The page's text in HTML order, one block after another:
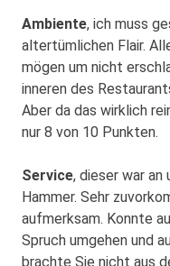
Ambiente, ich muss
altertümlichen Flair.
mögen um nicht
inneren des
Aber da das wirklich
nur 8 von 10 Punkten.
Service, dieser war an
Hammer. Sehr
aufmerksam. Konnte
Spruch umgehen und
brachte Sie nicht aus